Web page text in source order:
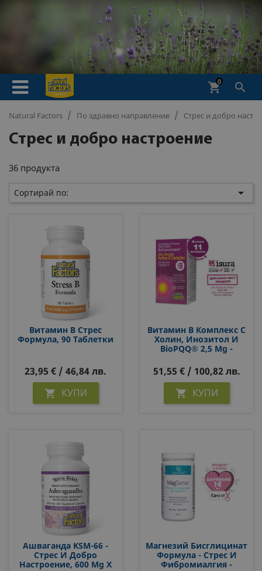

shopping_cart
0
Natural Factors По здравно направление Стрес и добро
Стрес и добро настроение
36 продукта
Сортирай по: 
Витамин B Стрес
Формула, 90 Таблетки
23,95 € / 46,84 лв.
 КУПИ
Витамин B Комплекс С
Холин, Инозитол И
BioPQQ® 2,5 Mg -
Complex
BioCoenzymated™, 60 V
51,55 € / 100,82 лв.
 КУПИ
Ашваганда KSM-66 -
Стрес И Добро
Настроение, 600 Mg Х
Магнезий Бисглицинат
Формула - Стрес И
Фибромиалгия -